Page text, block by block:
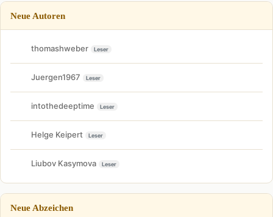
Neue Autoren
thomashweber Leser
Juergen1967 Leser
intothedeeptime Leser
Helge Keipert Leser
Liubov Kasymova Leser
Neue Abzeichen